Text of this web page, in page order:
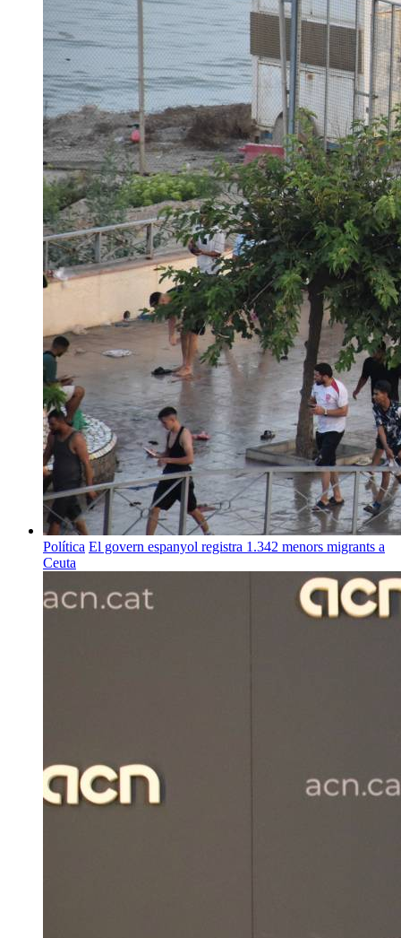
Política El govern espanyol registra 1.342 menors migrants a
Ceuta